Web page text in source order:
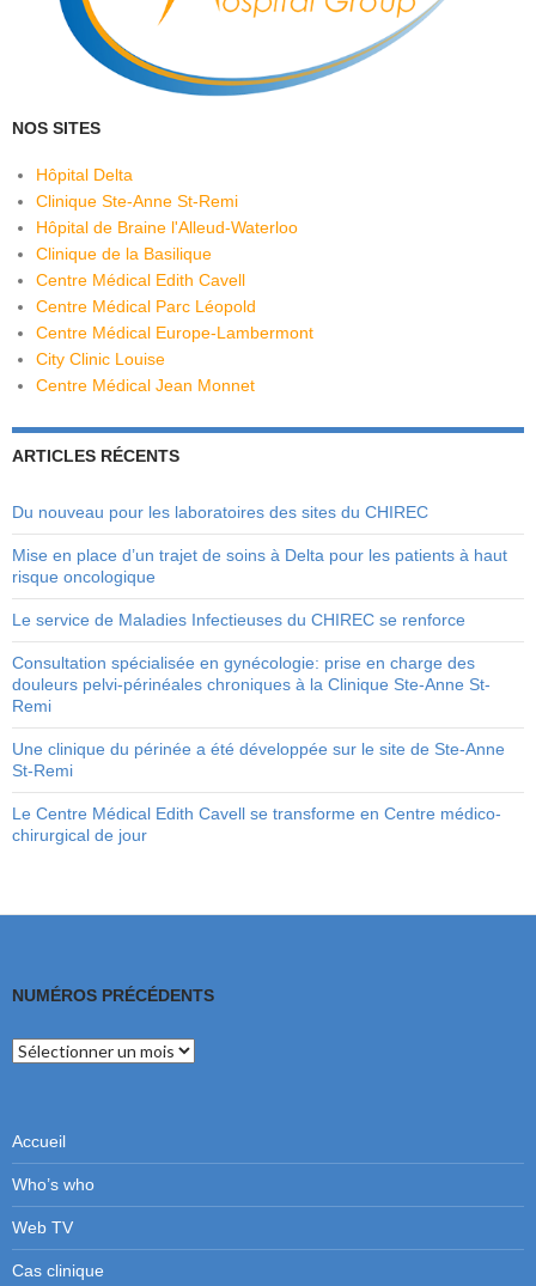
NOS SITES
Hôpital Delta
Clinique Ste-Anne St-Remi
Hôpital de Braine l'Alleud-Waterloo
Clinique de la Basilique
Centre Médical Edith Cavell
Centre Médical Parc Léopold
Centre Médical Europe-Lambermont
City Clinic Louise
Centre Médical Jean Monnet
ARTICLES RÉCENTS
Du nouveau pour les laboratoires des sites du CHIREC
Mise en place d’un trajet de soins à Delta pour les patients à haut
risque oncologique
Le service de Maladies Infectieuses du CHIREC se renforce
Consultation spécialisée en gynécologie: prise en charge des
douleurs pelvi-périnéales chroniques à la Clinique Ste-Anne St-
Remi
Une clinique du périnée a été développée sur le site de Ste-Anne
St-Remi
Le Centre Médical Edith Cavell se transforme en Centre médico-
chirurgical de jour
NUMÉROS PRÉCÉDENTS
Numéros
précédents
Accueil
Who’s who
Web TV
Cas clinique